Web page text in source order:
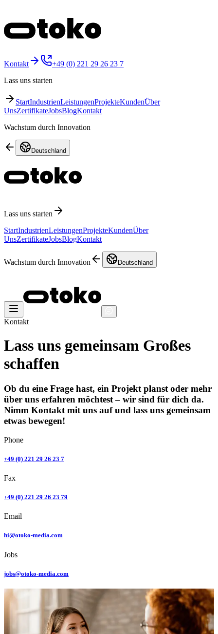
Kontakt
+49 (0) 221 29 26 23 7
Lass uns starten
StartIndustrienLeistungenProjekteKundenÜber
UnsZertifikateJobsBlogKontakt
Wachstum durch Innovation
Deutschland
Lass uns starten
StartIndustrienLeistungenProjekteKundenÜber
UnsZertifikateJobsBlogKontakt
Wachstum durch Innovation Deutschland
Kontakt
Lass uns gemeinsam Großes
schaffen
Ob du eine Frage hast, ein Projekt planst oder mehr
über uns erfahren möchtest – wir sind für dich da.
Nimm Kontakt mit uns auf und lass uns gemeinsam
etwas bewegen!
Phone
+49 (0) 221 29 26 23 7
Fax
+49 (0) 221 29 26 23 79
Email
hi@otoko-media.com
Jobs
jobs@otoko-media.com